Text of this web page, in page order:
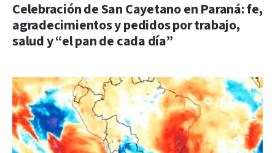
Celebración de San Cayetano en Paraná: fe,
agradecimientos y pedidos por trabajo,
salud y “el pan de cada día”